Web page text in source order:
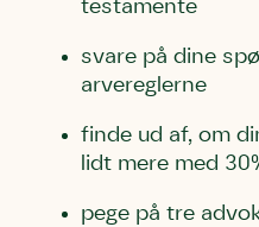
testamente
svare på dine
arvereglerne
finde ud af, om
lidt mere med
pege på tre